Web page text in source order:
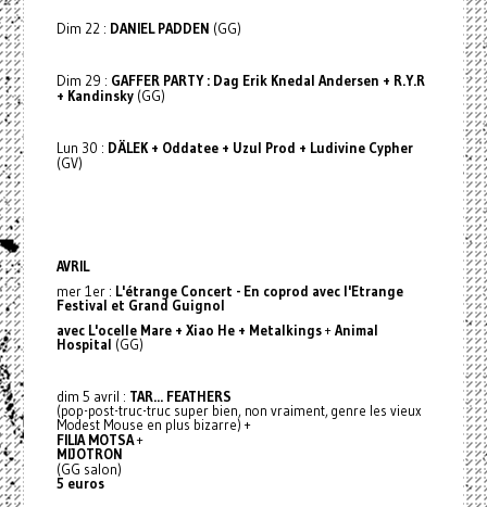
Dim 22 : DANIEL PADDEN (GG)
Dim 29 : GAFFER PARTY : Dag Erik Knedal Andersen + R.Y.R
+ Kandinsky(GG)
Lun 30 : DÄLEK + Oddatee + Uzul Prod + Ludivine Cypher
(GV)
AVRIL
mer 1er : L'étrange Concert - En coprod avec l'Etrange
Festival et Grand Guignol
avec L'ocelle Mare + Xiao He + Metalkings+ Animal
Hospital (GG)
dim 5 avril : TAR... FEATHERS
(pop-post-truc-truc super bien, non vraiment, genre les vieux
Modest Mouse en plus bizarre) +
FILIA MOTSA+
MIJOTRON
(GG salon)
5 euros